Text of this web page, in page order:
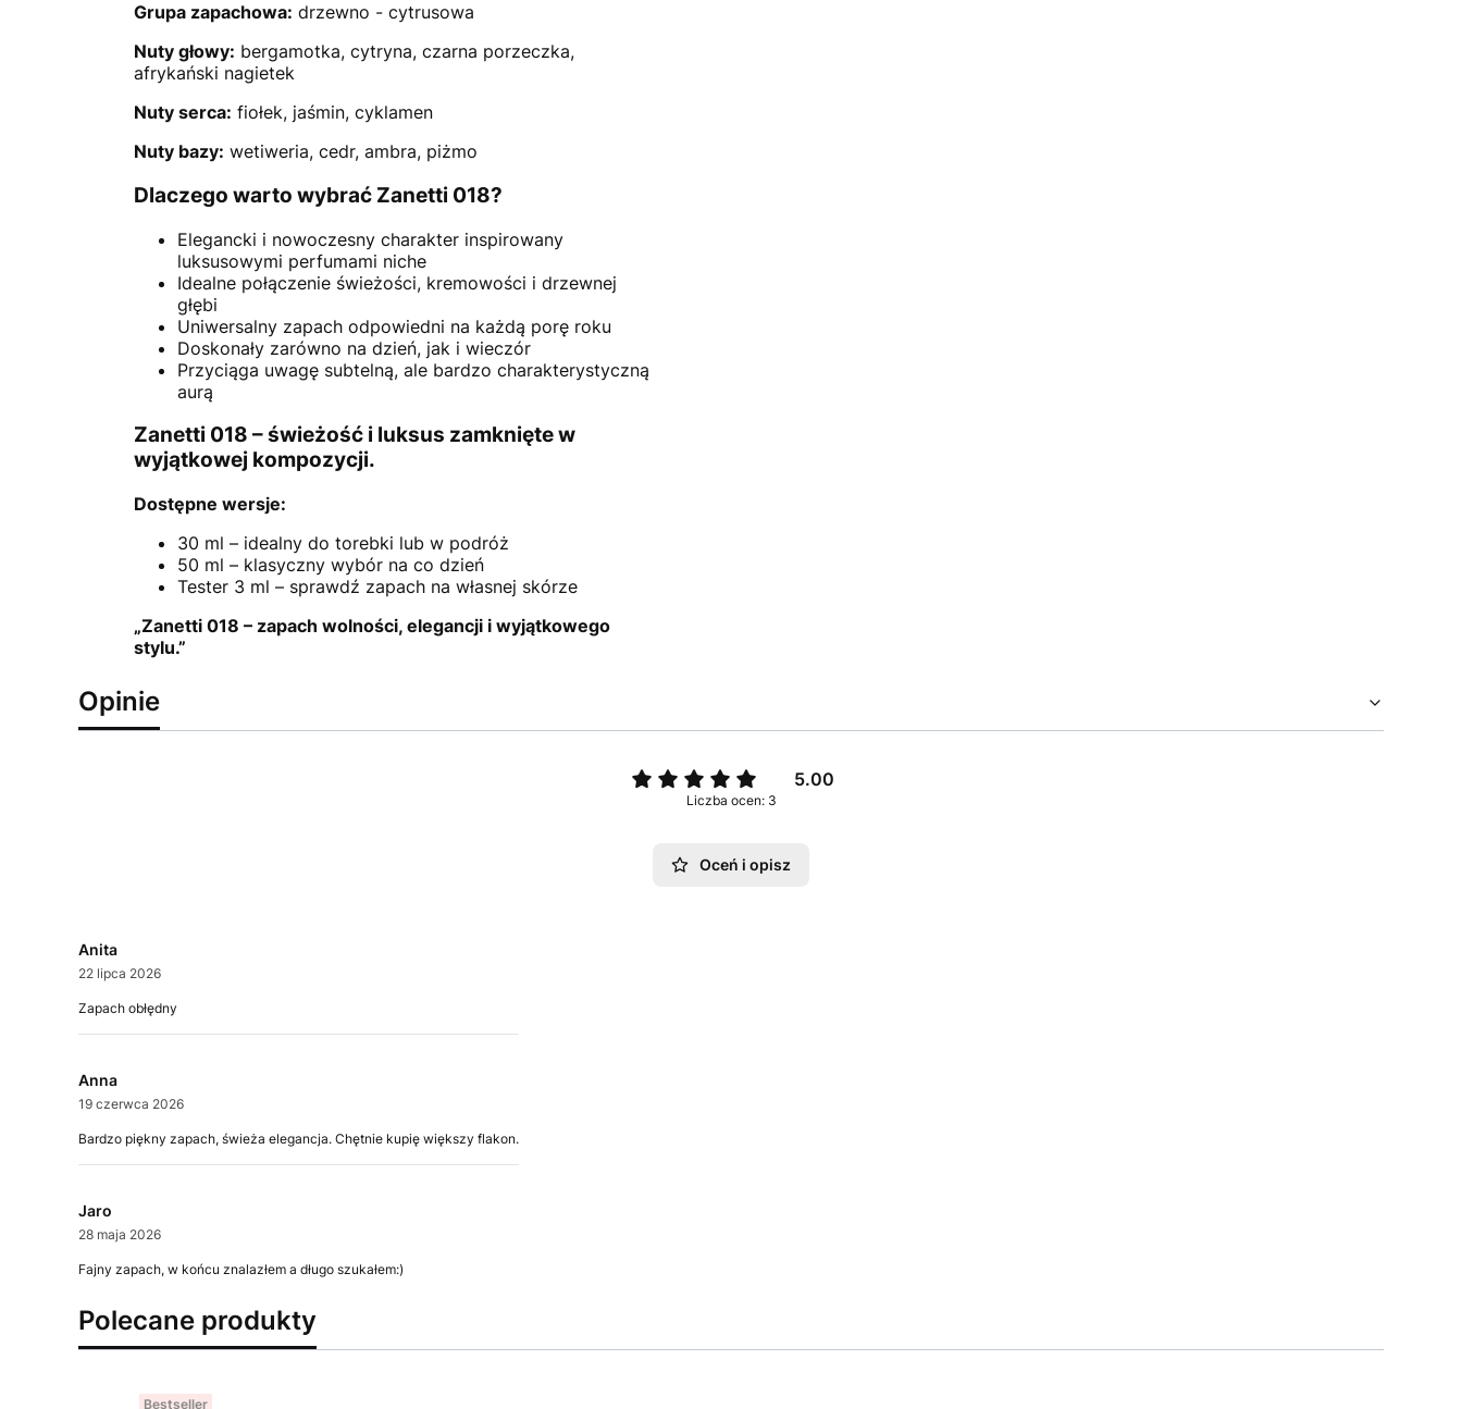
Grupa zapachowa: drzewno - cytrusowa
Nuty głowy: bergamotka, cytryna, czarna porzeczka,
afrykański nagietek
Nuty serca: fiołek, jaśmin, cyklamen
Nuty bazy: wetiweria, cedr, ambra, piżmo
Dlaczego warto wybrać Zanetti 018?
Elegancki i nowoczesny charakter inspirowany
luksusowymi perfumami niche
Idealne połączenie świeżości, kremowości i drzewnej
głębi
Uniwersalny zapach odpowiedni na każdą porę roku
Doskonały zarówno na dzień, jak i wieczór
Przyciąga uwagę subtelną, ale bardzo charakterystyczną
aurą
Zanetti 018 – świeżość i luksus zamknięte w
wyjątkowej kompozycji.
Dostępne wersje:
30 ml – idealny do torebki lub w podróż
50 ml – klasyczny wybór na co dzień
Tester 3 ml – sprawdź zapach na własnej skórze
„Zanetti 018 – zapach wolności, elegancji i wyjątkowego
stylu.”
Opinie
5.00
Liczba ocen: 3
Oceń i opisz
Anita
22 lipca 2026
Zapach obłędny
Anna
19 czerwca 2026
Bardzo piękny zapach, świeża elegancja. Chętnie kupię większy flakon.
Jaro
28 maja 2026
Fajny zapach, w końcu znalazłem a długo szukałem:)
Polecane produkty
Bestseller